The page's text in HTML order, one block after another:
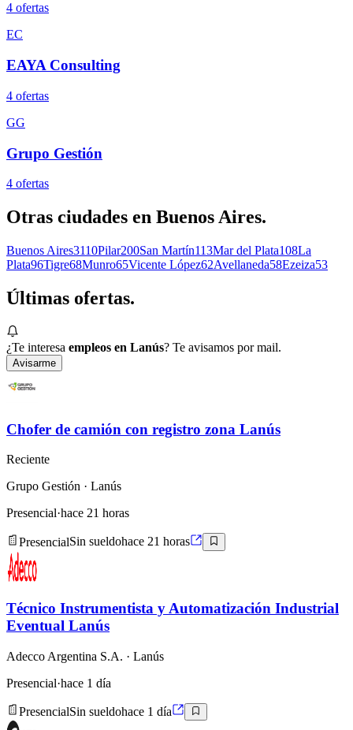
4 ofertas
EC
EAYA Consulting
4 ofertas
GG
Grupo Gestión
4 ofertas
Otras ciudades en Buenos Aires.
Buenos Aires3110Pilar200San Martín113Mar del Plata108La
Plata96Tigre68Munro65Vicente López62Avellaneda58Ezeiza53
Últimas ofertas.
¿Te interesa empleos en Lanús? Te avisamos por mail.
Avisarme
Chofer de camión con registro zona Lanús
Reciente
Grupo Gestión · Lanús
Presencial·hace 21 horas
PresencialSin sueldohace 21 horas
Técnico Instrumentista y Automatización Industrial
Eventual Lanús
Adecco Argentina S.A. · Lanús
Presencial·hace 1 día
PresencialSin sueldohace 1 día